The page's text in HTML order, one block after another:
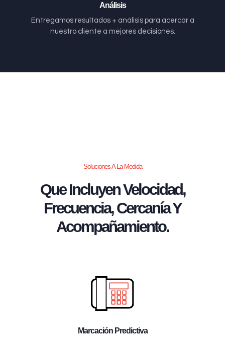
Análisis
Entregamos resultados + análisis para acercar a
nuestro cliente a mejores decisiones.
Soluciones A La Medida
Que Incluyen Velocidad,
Frecuencia, Cercanía Y
Acompañamiento.
Marcación Predictiva